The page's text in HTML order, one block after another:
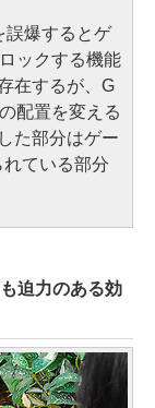
爆するとゲ
ックする機能
在するが、G
配置を変える
た部分はゲー
ている部分
迫力のある効